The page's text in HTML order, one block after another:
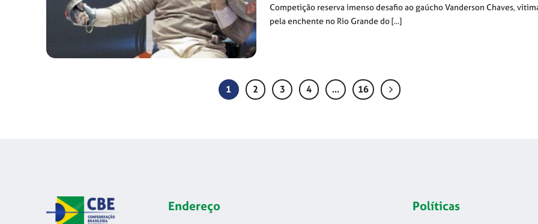
Competição reserva imenso desafio ao gaúcho Vanderson Chaves,
pela enchente no Rio Grande do [...]
1 2 3 4 … 16
Endereço Políticas